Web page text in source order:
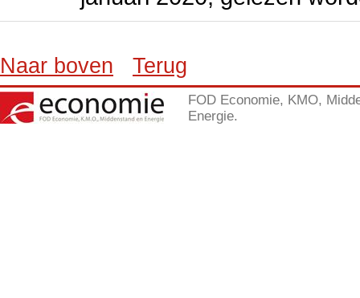
Naar boven Terug
FOD Economie, KMO,
Energie.